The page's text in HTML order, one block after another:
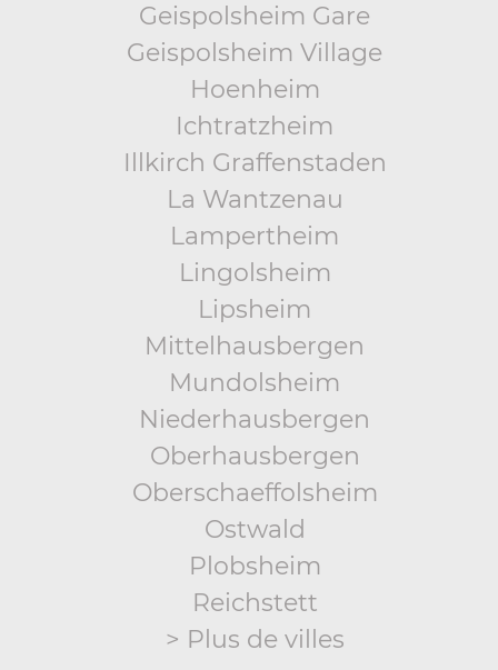
Geispolsheim Gare
Geispolsheim Village
Hoenheim
Ichtratzheim
Illkirch Graffenstaden
La Wantzenau
Lampertheim
Lingolsheim
Lipsheim
Mittelhausbergen
Mundolsheim
Niederhausbergen
Oberhausbergen
Oberschaeffolsheim
Ostwald
Plobsheim
Reichstett
> Plus de villes